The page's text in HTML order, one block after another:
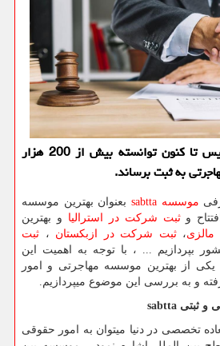
موسسه ثبتا از بدو تاسیس تا کنون توانسته بیش از 200 هزار
به ثبت برساند.
موسسه sabtta بعنوان بهترین موسسه
وثبت شرکت در استرالیا و بهترین
،ثبت شرکت در ازبکستان ، ثبت
بپردازیم ... ، با توجه به اهمیت این
از بهترین موسسه مهاجرتی و امور
و به بررسی این موضوع میپردازیم.
و ثبتی sabtta
تخصصی در دنیا میتوان به امور حقوقی